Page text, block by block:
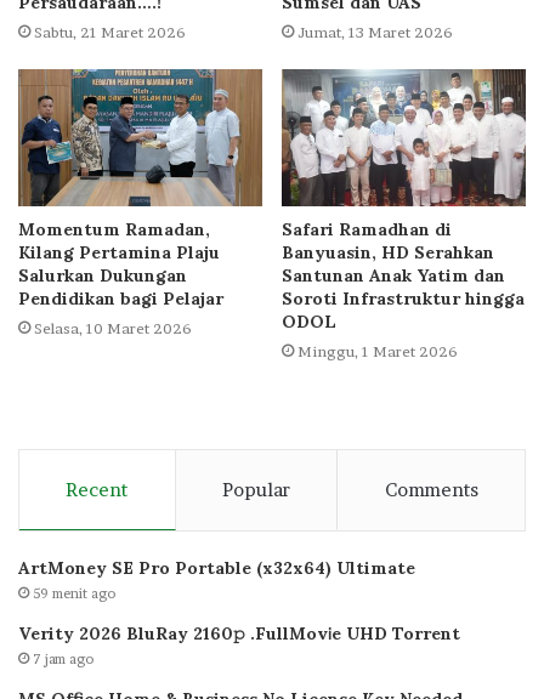
Sabtu, 21 Maret 2026 Jumat, 13 Maret 2026
Momentum Ramadan,
Kilang Pertamina Plaju
Salurkan Dukungan
Pendidikan bagi Pelajar
Selasa, 10 Maret 2026
Safari Ramadhan di
Banyuasin, HD Serahkan
Santunan Anak Yatim dan
Soroti Infrastruktur hingga
ODOL
Minggu, 1 Maret 2026
Recent Popular Comments
ArtMoney SE Pro Portable (x32x64) Ultimate
59 menit ago
Verity 2026 BluRay 2160𝚙 .FullMov𝗂e UHD Torrent
7 jam ago